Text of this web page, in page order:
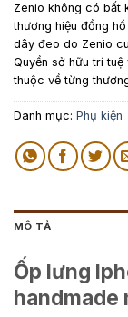
Zenio không có bất
thương hiệu đồng
dây đeo do Zenio
Quyền sở hữu trí
thuộc về từng
Danh mục: Phụ kiện
MÔ TẢ
Ốp lưng
handmade